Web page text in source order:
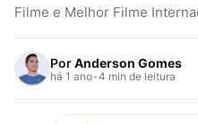
Filme e Melhor Filme
PorAnderson Gomes
há 1 ano•4 min de leitura